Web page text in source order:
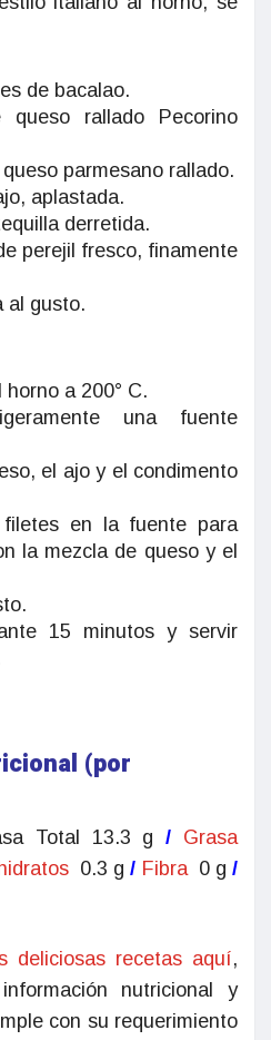
de bacalao.
rallado Pecorino
parmesano rallado.
aplastada.
derretida.
perejil fresco, finamente
al gusto.
a 200° C.
una fuente
el ajo y el condimento
filetes en la fuente para
la mezcla de queso y el
15 minutos y servir
(por
Total 13.3 g/ Grasa
0.3 g/ Fibra 0 g/
deliciosas recetas aquí,
nutricional y
con su requerimiento